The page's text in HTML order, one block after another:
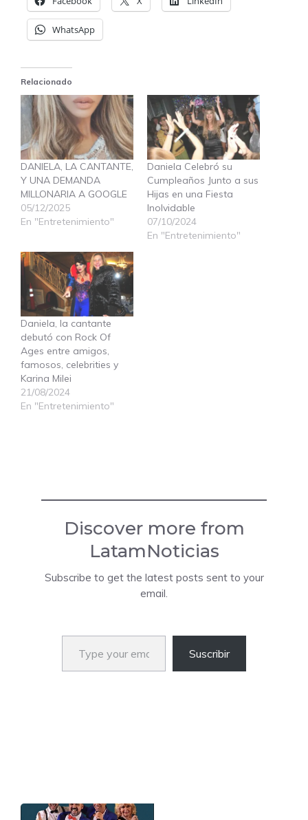
WhatsApp
Relacionado
DANIELA, LA CANTANTE,
Y UNA DEMANDA
MILLONARIA A GOOGLE
05/12/2025
En "Entretenimiento"
Daniela Celebró su
Cumpleaños Junto a sus
Hijas en una Fiesta
Inolvidable
07/10/2024
En "Entretenimiento"
Daniela, la cantante
debutó con Rock Of
Ages entre amigos,
famosos, celebrities y
Karina Milei
21/08/2024
En "Entretenimiento"
Discover more from
LatamNoticias
Subscribe to get the latest posts sent to your
email.
Type your email…
Suscribir